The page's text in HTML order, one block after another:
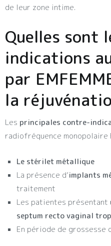
de leur zone intime.
Quelles sont
indications
par
la
Les principales contre-
radiofréquence monopolaire
Le stérilet métallique
La présence d’implants
traitement
Les patientes présentant
septum recto vaginal
En période de grossesse